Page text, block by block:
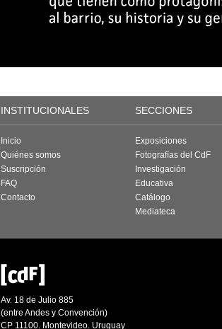
INSTITUCIONALES SECCIONES
Inicio
Quiénes somos
Suscripción
FAQ
Contacto
Exposiciones
Fotografías del CdF
Investigación
Educativa
Catálogo
Mediateca
Av. 18 de Julio 885
(entre Andes y Convención)
CP 11100. Montevideo. Uruguay